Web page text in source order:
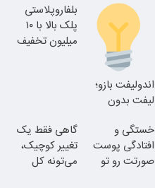
دوران نقاهت
اندولیفت بازو؛
لیفت بدون
یک جلسه
بلفاروپلاستی
پلک بالا با ۱۰
میلیون تخفیف
خستگی و
افتادگی پوست
صورتت رو تو
گاهی فقط یک
تغییر کوچیک،
می‌تونه کل